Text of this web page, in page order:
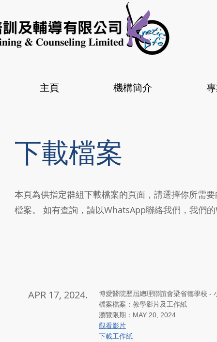
主頁 機構簡介
下載檔案
本頁為供指定群組下載檔案的頁面，請選擇你所需
檔案。 如有查詢，請以WhatsApp聯絡我們，我們
APR 17, 2024.
博愛醫院歷屆總理聯誼會梁省德學校 -
檔案檔案：教學影片及工作紙
瀏覽限期：MAY 20, 2024.
​觀看影片
下載工作紙